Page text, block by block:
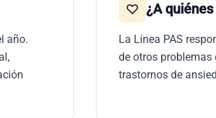
año.
¿A
La Línea PAS
de otros problemas
trastornos de